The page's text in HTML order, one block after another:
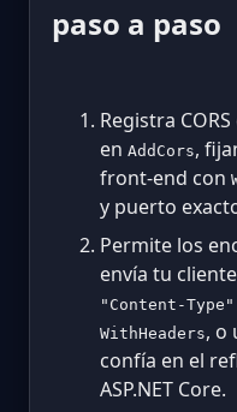
paso a paso
Registra
en AddCors,
front-end con
y puerto
Permite los
envía tu
"Content-Type"
WithHeaders, o
confía en el
ASP.NET Core.